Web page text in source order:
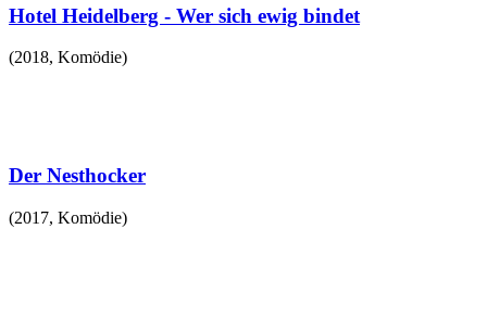
Hotel Heidelberg - Wer sich ewig bindet
(2018, Komödie)
Der Nesthocker
(2017, Komödie)